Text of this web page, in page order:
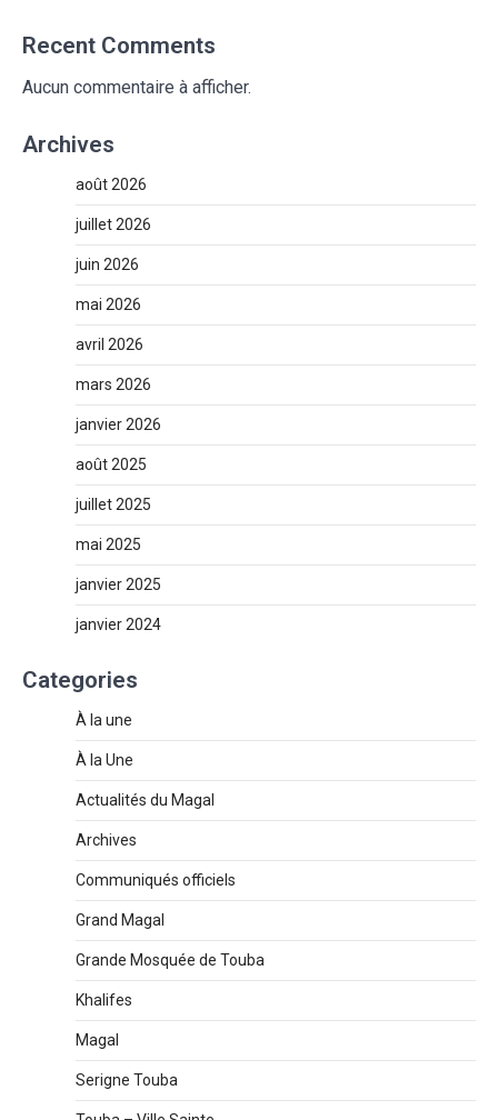
Recent Comments
Aucun commentaire à afficher.
Archives
août 2026
juillet 2026
juin 2026
mai 2026
avril 2026
mars 2026
janvier 2026
août 2025
juillet 2025
mai 2025
janvier 2025
janvier 2024
Categories
À la une
À la Une
Actualités du Magal
Archives
Communiqués officiels
Grand Magal
Grande Mosquée de Touba
Khalifes
Magal
Serigne Touba